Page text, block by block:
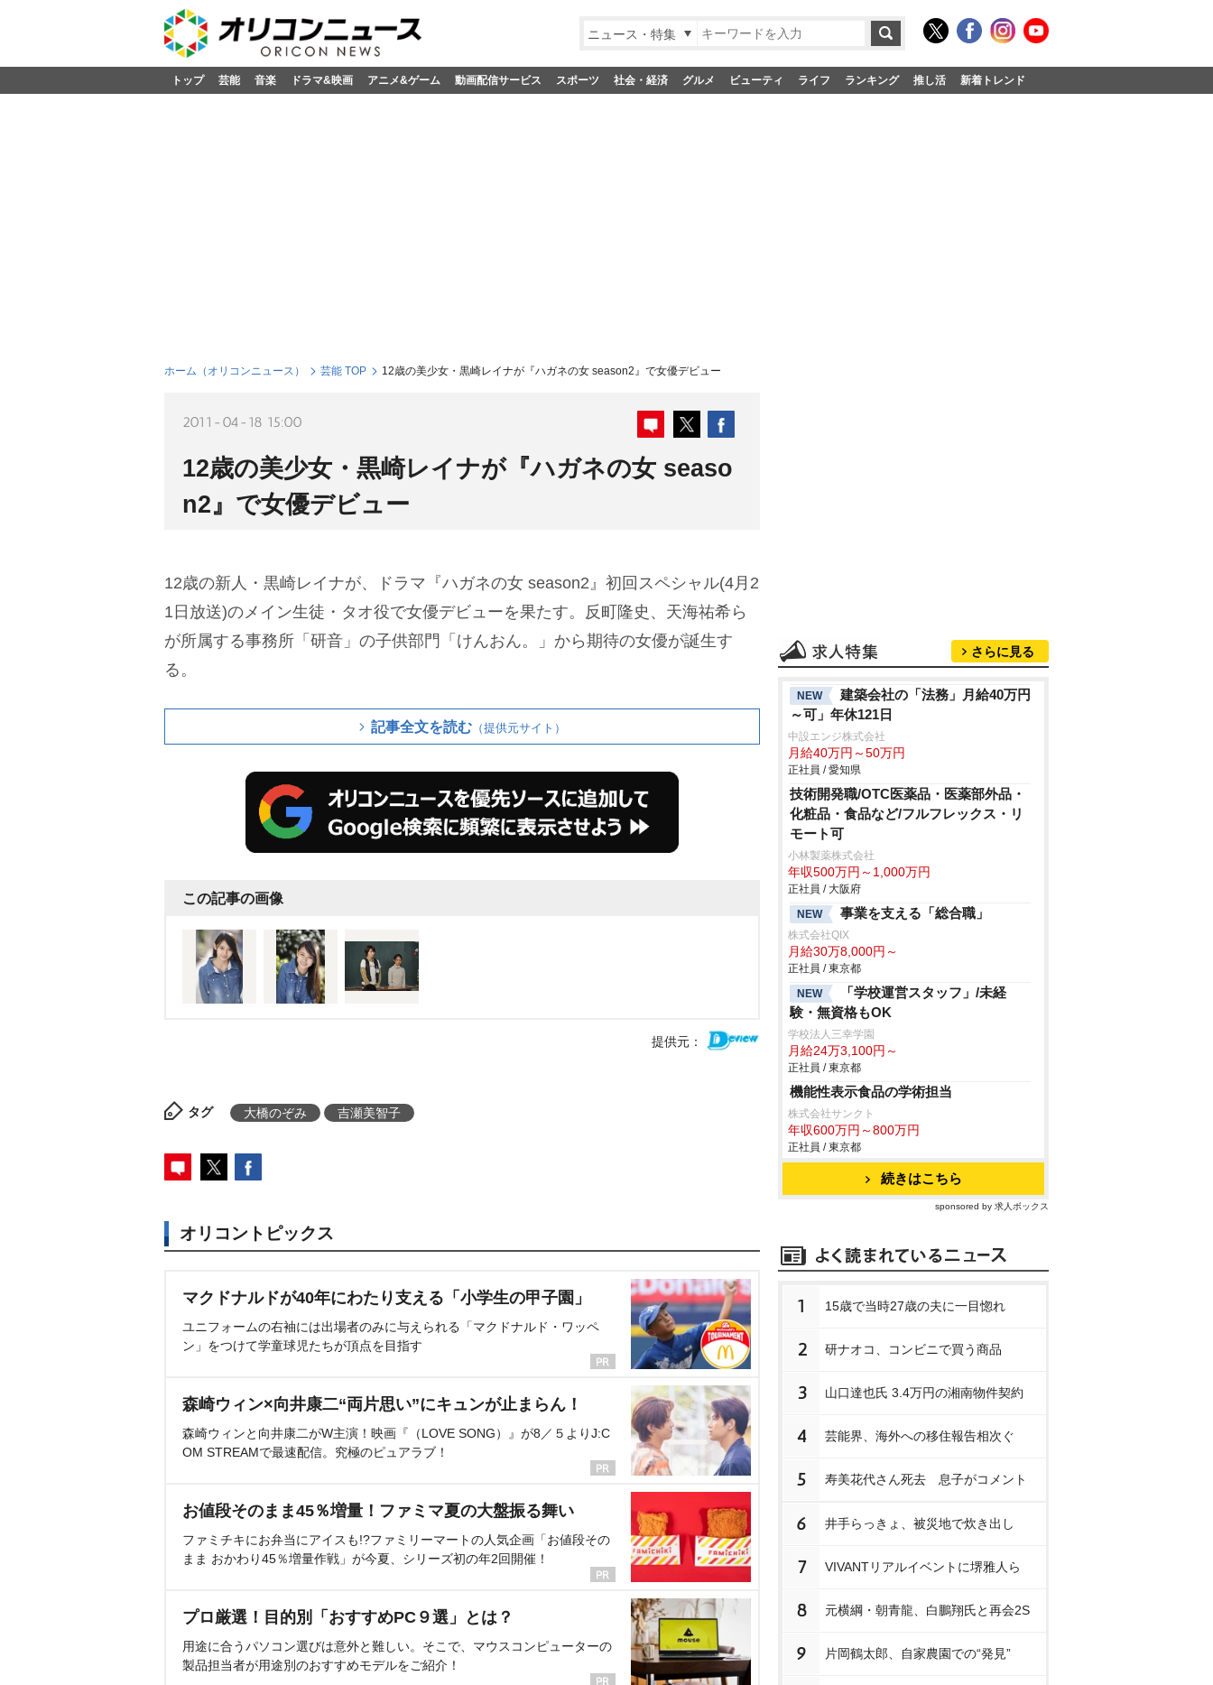
ニュース・特集
トップ 芸能 音楽 ドラマ&映画 アニメ&ゲーム 動画配信サービス スポーツ 社会・経済 グルメ ビューティ ライフ ランキング 推し活 新着トレンド
ホーム（オリコンニュース） 芸能 TOP 12歳の美少女・黒崎レイナが『ハガネの女 season2』で女優デビュー
2011-04-18 15:00
12歳の美少女・黒崎レイナが『ハガネの女 seaso
n2』で女優デビュー
12歳の新人・黒崎レイナが、ドラマ『ハガネの女 season2』初回スペシャル(4月2
1日放送)のメイン生徒・タオ役で女優デビューを果たす。反町隆史、天海祐希ら
が所属する事務所「研音」の子供部門「けんおん。」から期待の女優が誕生す
る。
記事全文を読む （提供元サイト）
この記事の画像
提供元：
タグ 大橋のぞみ 吉瀬美智子
オリコントピックス
マクドナルドが40年にわたり支える「小学生の甲子園」
ユニフォームの右袖には出場者のみに与えられる「マクドナルド・ワッペ
ン」をつけて学童球児たちが頂点を目指す
森崎ウィン×向井康二“両片思い”にキュンが止まらん！
森崎ウィンと向井康二がW主演！映画『（LOVE SONG）』が8／５よりJ:C
OM STREAMで最速配信。究極のピュアラブ！
お値段そのまま45％増量！ファミマ夏の大盤振る舞い
ファミチキにお弁当にアイスも!?ファミリーマートの人気企画「お値段その
まま おかわり45％増量作戦」が今夏、シリーズ初の年2回開催！
プロ厳選！目的別「おすすめPC９選」とは？
用途に合うパソコン選びは意外と難しい。そこで、マウスコンピューターの
製品担当者が用途別のおすすめモデルをご紹介！
さらに見る
NEW
建築会社の「法務」月給40万円
～可」年休121日
中設エンジ株式会社
月給40万円～50万円
正社員 / 愛知県
技術開発職/OTC医薬品・医薬部外品・
化粧品・食品など/フルフレックス・リ
モート可
小林製薬株式会社
年収500万円～1,000万円
正社員 / 大阪府
NEW
事業を支える「総合職」
株式会社QIX
月給30万8,000円～
正社員 / 東京都
NEW
「学校運営スタッフ」/未経
験・無資格もOK
学校法人三幸学園
月給24万3,100円～
正社員 / 東京都
機能性表示食品の学術担当
株式会社サンクト
年収600万円～800万円
正社員 / 東京都
続きはこちら
sponsored by 求人ボックス
1 15歳で当時27歳の夫に一目惚れ
2 研ナオコ、コンビニで買う商品
3 山口達也氏 3.4万円の湘南物件契約
4 芸能界、海外への移住報告相次ぐ
5 寿美花代さん死去 息子がコメント
6 井手らっきょ、被災地で炊き出し
7 VIVANTリアルイベントに堺雅人ら
8 元横綱・朝青龍、白鵬翔氏と再会2S
9 片岡鶴太郎、自家農園での“発見”